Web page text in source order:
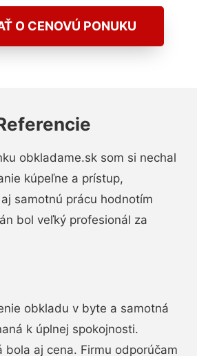
O CENOVÚ PONUKU
obkladame.sk som si nechal
kúpeľne a prístup,
samotnú prácu hodnotím
bol veľký profesionál za
obkladu v byte a samotná
k úplnej spokojnosti.
bola aj cena. Firmu odporúčam